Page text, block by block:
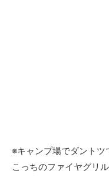
※キャンプ場でダント
こっちのファイヤグリル